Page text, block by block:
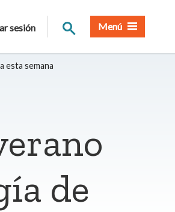
sesión Buscar en el sitio
Menú
esta semana
de